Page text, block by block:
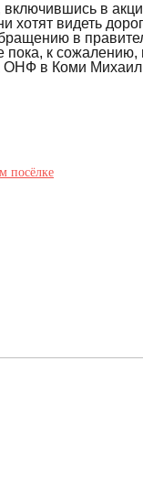
в
хотят видеть
в
к
ОНФ в Коми
посёлке